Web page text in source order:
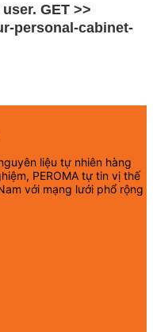
GЕТ >>
personal-cabinet-
liệu tự nhiên hàng
PEROMA tự tin vị thế
với mạng lưới phổ rộng